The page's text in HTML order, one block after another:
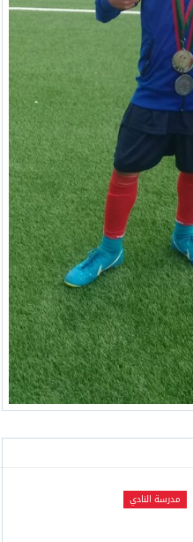
مدرسة النادي